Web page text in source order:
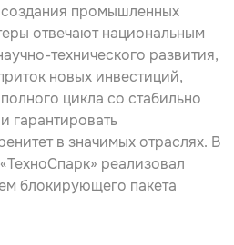
создания промышленных
отвечают национальным
технического развития,
новых инвестиций,
цикла со стабильно
гарантировать
в значимых отраслях. В
реализовал
блокирующего пакета